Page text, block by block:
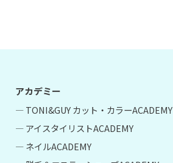
アカデミー
― TONI&GUY カット・カラーACADEMY
― アイスタイリストACADEMY
― ネイルACADEMY